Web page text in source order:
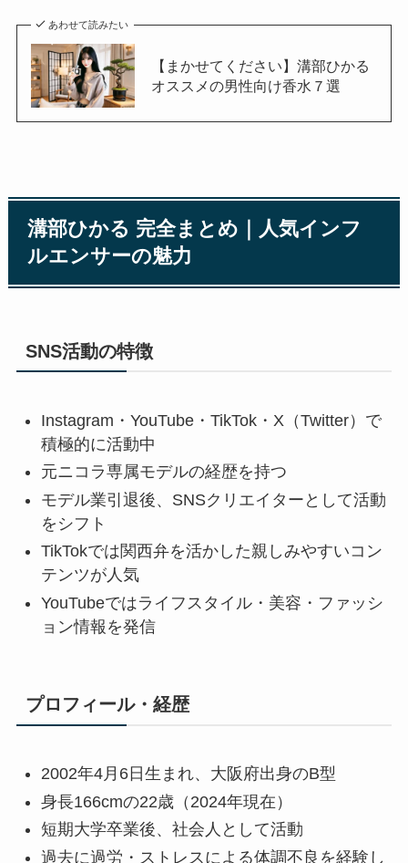
あわせて読みたい
【まかせてください】溝部ひかる
オススメの男性向け香水７選
溝部ひかる 完全まとめ｜人気インフ
ルエンサーの魅力
SNS活動の特徴
Instagram・YouTube・TikTok・X（Twitter）で
積極的に活動中
元ニコラ専属モデルの経歴を持つ
モデル業引退後、SNSクリエイターとして活動
をシフト
TikTokでは関西弁を活かした親しみやすいコン
テンツが人気
YouTubeではライフスタイル・美容・ファッシ
ョン情報を発信
プロフィール・経歴
2002年4月6日生まれ、大阪府出身のB型
身長166cmの22歳（2024年現在）
短期大学卒業後、社会人として活動
過去に過労・ストレスによる体調不良を経験し